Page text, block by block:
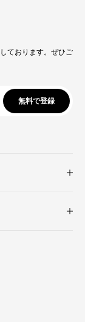
ております。ぜひご
無料で登録